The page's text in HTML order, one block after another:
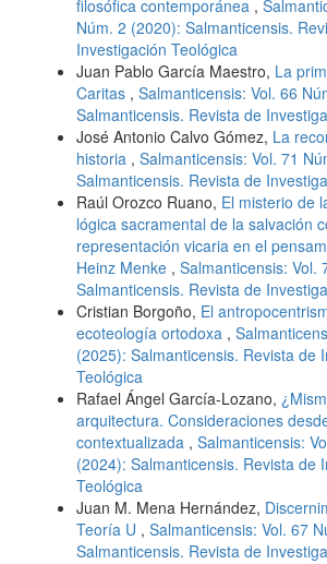
filosófica contemporánea ,
Núm. 2 (2020): Salmanticensis.
Investigación Teológica
Juan Pablo García Maestro, La
Caritas , Salmanticensis: Vol. 66
Salmanticensis. Revista de
José Antonio Calvo Gómez, La
historia , Salmanticensis: Vol. 71
Salmanticensis. Revista de
Raúl Orozco Ruano, El misterio de
lógica sacramental de la salvación
representación vicaria en el
Heinz Menke , Salmanticensis: Vol.
Salmanticensis. Revista de
Cristian Borgoño, El
ecoteología ortodoxa ,
(2025): Salmanticensis. Revista de
Teológica
Rafael Ángel García-Lozano,
arquitectura. Consideraciones
contextualizada , Salmanticensis:
(2024): Salmanticensis. Revista de
Teológica
Juan M. Mena Hernández,
Teoría U , Salmanticensis: Vol. 67
Salmanticensis. Revista de